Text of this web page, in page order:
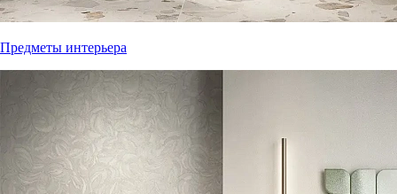
Предметы интерьера